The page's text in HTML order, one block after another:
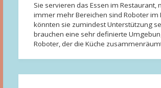
Sie servieren das Essen im
immer mehr Bereichen sind Roboter
könnten sie zumindest Unterstützung
brauchen eine sehr definierte
Roboter, der die Küche